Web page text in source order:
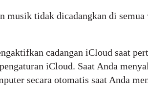
musik tidak dicadangkan di
cadangan iCloud saat
iCloud. Saat Anda
secara otomatis saat Anda